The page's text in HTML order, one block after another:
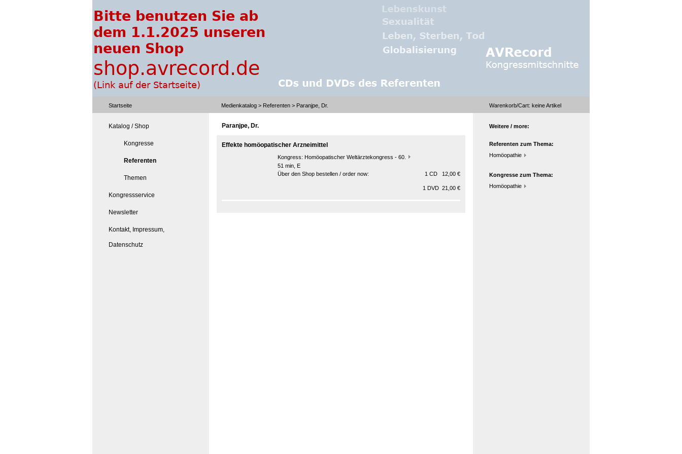
Startseite Medienkatalog > Referenten > Paranjpe, Dr. Warenkorb/Cart: keineArtikel
Katalog / Shop
Kongresse
Referenten
Themen
Kongressservice
Newsletter
Kontakt, Impressum,
Datenschutz
Paranjpe, Dr.
Effekte homöopatischer Arzneimittel
Kongress: Homöopatischer Weltärztekongress - 60.
51 min, E
Über den Shop bestellen / order now:
1 CD 12,00 €
1 DVD 21,00 €
Weitere / more:
Referenten zum Thema:
Homöopathie
Kongresse zum Thema:
Homöopathie